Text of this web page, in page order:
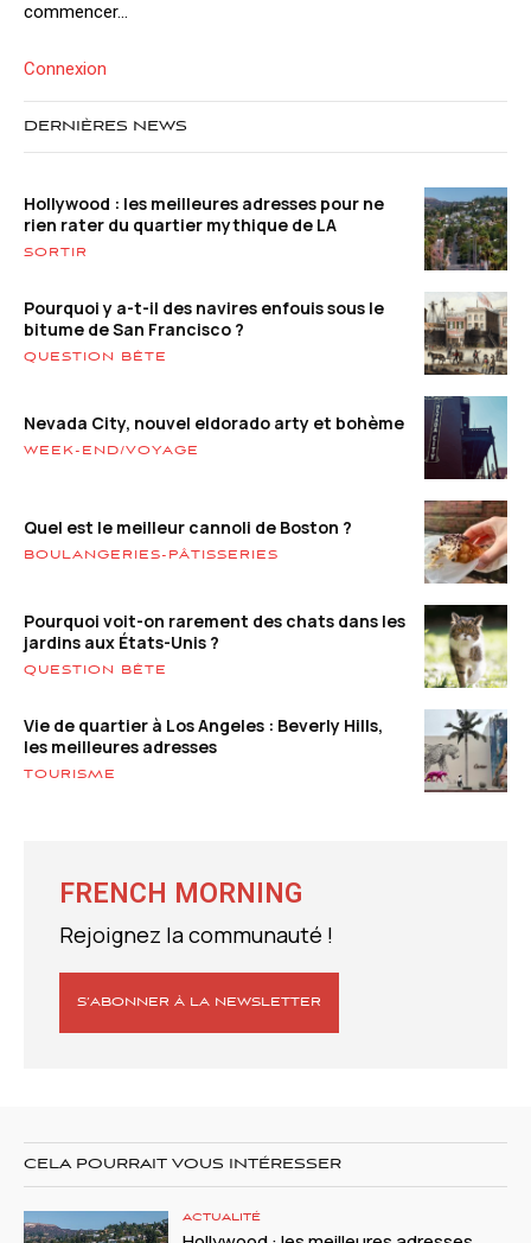
commencer...
Connexion
DERNIÈRES NEWS
Hollywood : les meilleures adresses pour ne
rien rater du quartier mythique de LA
SORTIR
Pourquoi y a-t-il des navires enfouis sous le
bitume de San Francisco ?
QUESTION BÊTE
Nevada City, nouvel eldorado arty et bohème
WEEK-END/VOYAGE
Quel est le meilleur cannoli de Boston ?
BOULANGERIES-PÂTISSERIES
Pourquoi voit-on rarement des chats dans les
jardins aux États-Unis ?
QUESTION BÊTE
Vie de quartier à Los Angeles : Beverly Hills,
les meilleures adresses
TOURISME
FRENCH MORNING
Rejoignez la communauté !
S’ABONNER À LA NEWSLETTER
CELA POURRAIT VOUS INTÉRESSER
ACTUALITÉ